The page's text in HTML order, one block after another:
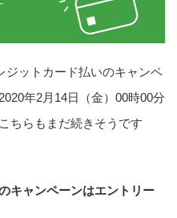
ジットカード払いのキャンペ
年2月14日（金）00時00分
ちらもまだ続きそうです
キャンペーンはエントリー